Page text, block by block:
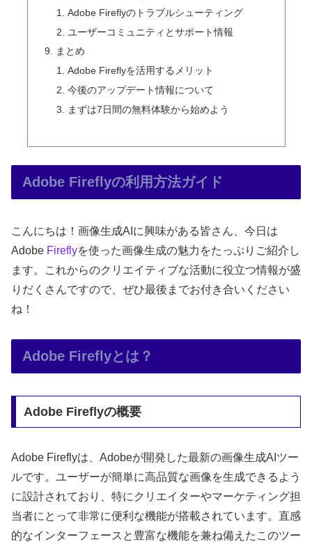
Adobe Fireflyのトラブルシューティング
ユーザーコミュニティとサポート情報
まとめ
Adobe Fireflyを活用するメリット
今後のアップデート情報について
まずは7日間の無料体験から始めよう
Adobe Fireflyの利用方法ガイド
こんにちは！画像生成AIに興味がある皆さん、今日は
Adobe Fireflyを使った画像生成の魅力をたっぷりご紹介し
ます。これからのクリエイティブな活動に役立つ情報が盛
りだくさんですので、ぜひ最後までお付き合いください
ね！
Adobe Fireflyとは？
Adobe Fireflyの概要
Adobe Fireflyは、Adobeが開発した最新の画像生成AIツー
ルです。ユーザーが簡単に高品質な画像を生成できるよう
に設計されており、特にクリエイターやマーケティング担
当者にとって非常に便利な機能が搭載されています。直感
的なインターフェースと豊富な機能を兼ね備えたこのツー